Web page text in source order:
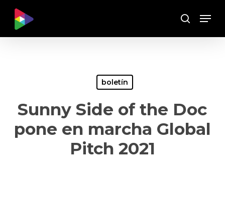
main
Buscar
Menu
boletín
Sunny Side of the Doc
pone en marcha Global
Pitch 2021